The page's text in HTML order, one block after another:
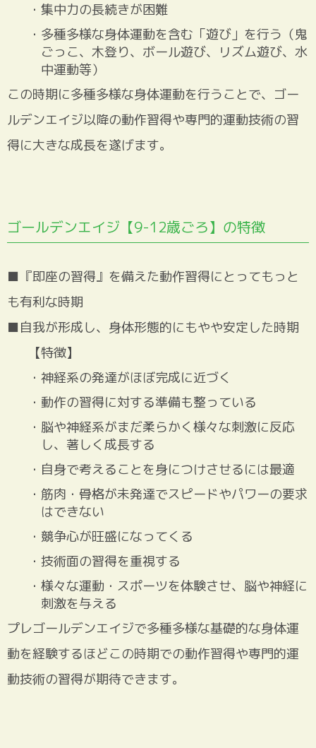
・集中力の長続きが困難
・多種多様な身体運動を含む「遊び」を行う（鬼
ごっこ、木登り、ボール遊び、リズム遊び、水
中運動等）
この時期に多種多様な身体運動を行うことで、ゴー
ルデンエイジ以降の動作習得や専門的運動技術の習
得に大きな成長を遂げます。
ゴールデンエイジ【9-12歳ごろ】の特徴
■『即座の習得』を備えた動作習得にとってもっと
も有利な時期
■自我が形成し、身体形態的にもやや安定した時期
【特徴】
・神経系の発達がほぼ完成に近づく
・動作の習得に対する準備も整っている
・脳や神経系がまだ柔らかく様々な刺激に反応
し、著しく成長する
・自身で考えることを身につけさせるには最適
・筋肉・骨格が未発達でスピードやパワーの要求
はできない
・競争心が旺盛になってくる
・技術面の習得を重視する
・様々な運動・スポーツを体験させ、脳や神経に
刺激を与える
プレゴールデンエイジで多種多様な基礎的な身体運
動を経験するほどこの時期での動作習得や専門的運
動技術の習得が期待できます。